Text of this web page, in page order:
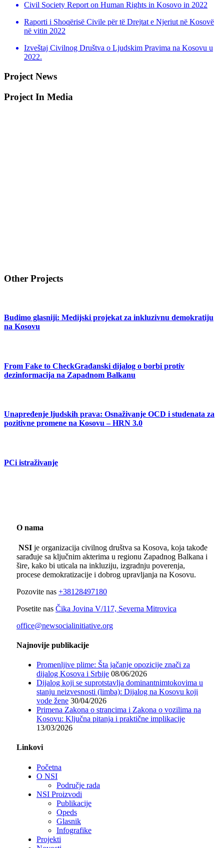
Civil Society Report on Human Rights in Kosovo in 2022
Raporti i Shoqërisë Civile për të Drejtat e Njeriut në Kosovë
në vitin 2022
Izveštaj Civilnog Društva o Ljudskim Pravima na Kosovu u
2022.
Project News
Project In Media
Other Projects
Budimo glasniji: Medijski projekat za inkluzivnu demokratiju
na Kosovu
From Fake to CheckGrađanski dijalog o borbi protiv
dezinformacija na Zapadnom Balkanu
Unapređenje ljudskih prava: Osnaživanje OCD i studenata za
pozitivne promene na Kosovu – HRN 3.0
PCi istraživanje
O nama
NSI je organizacija civilnog društva sa Kosova, koja takođe
sarađuje sa ključnim akterima u regionu Zapadnog Balkana i
šire, kako bi uticala na inkluziju, izgradnju poverenja,
procese demokratizacije i dobrog upravljanja na Kosovu.
Pozovite nas +38128497180
Posetite nas Čika Jovina V/117, Severna Mitrovica
office@newsocialinitiative.org
Najnovije publikacije
Promenljive plime: Šta jačanje opozicije znači za
dijalog Kosova i Srbije 08/06/2026
Dijalog koji se suprotstavlja dominantnimtokovima u
stanju neizvesnosti (limba): Dijalog na Kosovu koji
vode žene 30/04/2026
Primena Zakona o strancima i Zakona o vozilima na
Kosovu: Ključna pitanja i praktične implikacije
13/03/2026
Linkovi
Početna
O NSI
Područje rada
NSI Proizvodi
Publikacije
Opeds
Glasnik
Infografike
Projekti